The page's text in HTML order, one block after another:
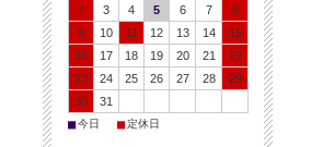
2
3 4 5 6 7
8
9
10 11 12 13 14
15
16
17 18 19 20 21
22
23
24 25 26 27 28
29
30
31
■今日 ■定休日